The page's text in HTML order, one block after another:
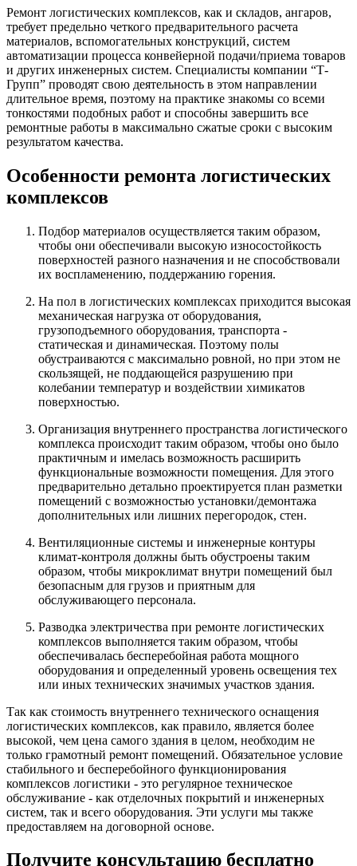
Ремонт логистических комплексов, как и складов, ангаров,
требует предельно четкого предварительного расчета
материалов, вспомогательных конструкций, систем
автоматизации процесса конвейерной подачи/приема товаров
и других инженерных систем. Специалисты компании “Т-
Групп” проводят свою деятельность в этом направлении
длительное время, поэтому на практике знакомы со всеми
тонкостями подобных работ и способны завершить все
ремонтные работы в максимально сжатые сроки с высоким
результатом качества.
Особенности ремонта логистических
комплексов
Подбор материалов осуществляется таким образом,
чтобы они обеспечивали высокую износостойкость
поверхностей разного назначения и не способствовали
их воспламенению, поддержанию горения.
На пол в логистических комплексах приходится высокая
механическая нагрузка от оборудования,
грузоподъемного оборудования, транспорта -
статическая и динамическая. Поэтому полы
обустраиваются с максимально ровной, но при этом не
скользящей, не поддающейся разрушению при
колебании температур и воздействии химикатов
поверхностью.
Организация внутреннего пространства логистического
комплекса происходит таким образом, чтобы оно было
практичным и имелась возможность расширить
функциональные возможности помещения. Для этого
предварительно детально проектируется план разметки
помещений с возможностью установки/демонтажа
дополнительных или лишних перегородок, стен.
Вентиляционные системы и инженерные контуры
климат-контроля должны быть обустроены таким
образом, чтобы микроклимат внутри помещений был
безопасным для грузов и приятным для
обслуживающего персонала.
Разводка электричества при ремонте логистических
комплексов выполняется таким образом, чтобы
обеспечивалась бесперебойная работа мощного
оборудования и определенный уровень освещения тех
или иных технических значимых участков здания.
Так как стоимость внутреннего технического оснащения
логистических комплексов, как правило, является более
высокой, чем цена самого здания в целом, необходим не
только грамотный ремонт помещений. Обязательное условие
стабильного и бесперебойного функционирования
комплексов логистики - это регулярное техническое
обслуживание - как отделочных покрытий и инженерных
систем, так и всего оборудования. Эти услуги мы также
предоставляем на договорной основе.
Получите консультацию бесплатно